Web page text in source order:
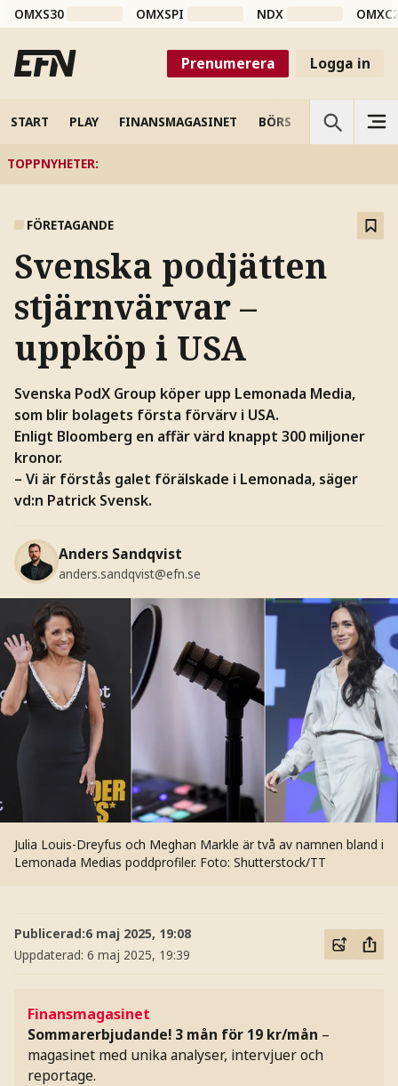
OMXS30 OMXSPI NDX
Prenumerera Logga in
START PLAY FINANSMAGASINET BÖRS VETENSKAP
TOPPNYHETER:
FÖRETAGANDE
Svenska podjätten
stjärnvärvar –
uppköp i USA
Svenska PodX Group köper upp Lemonada Media,
som blir bolagets första förvärv i USA.
Enligt Bloomberg en affär värd knappt 300 miljoner
kronor.
– Vi är förstås galet förälskade i Lemonada, säger
vd:n Patrick Svensk.
Anders Sandqvist
anders.sandqvist@efn.se
Julia Louis-Dreyfus och Meghan Markle är två av namnen bland i
Lemonada Medias poddprofiler. Foto: Shutterstock/TT
Publicerad:6 maj 2025, 19:08
Uppdaterad: 6 maj 2025, 19:39
Finansmagasinet
Sommarerbjudande! 3 mån för 19 kr/mån –
magasinet med unika analyser, intervjuer och
reportage.